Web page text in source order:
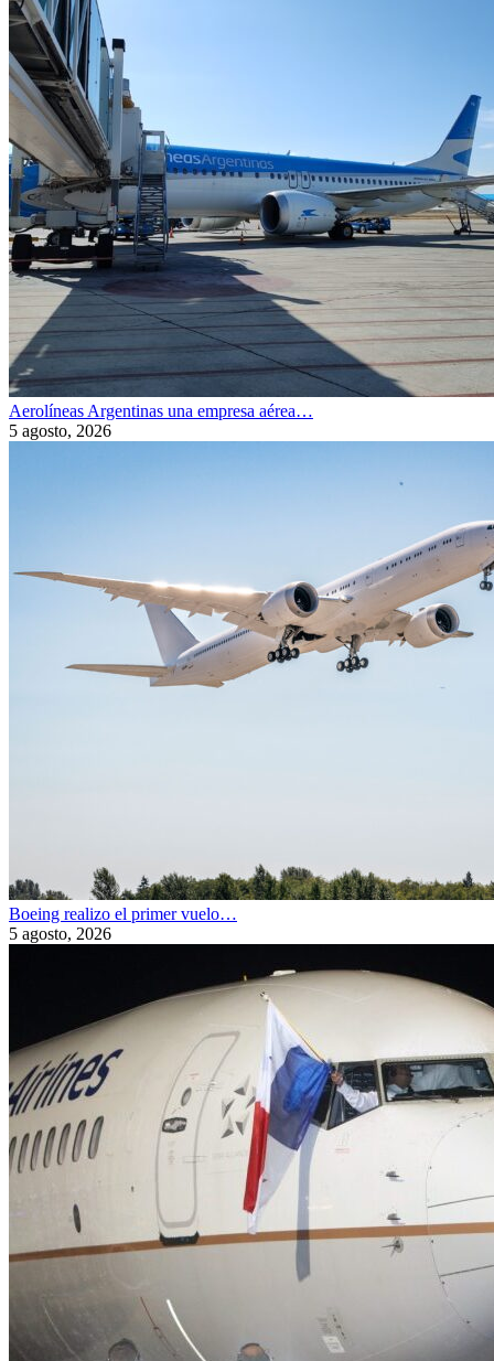
Aerolíneas Argentinas una empresa aérea…
5 agosto, 2026
Boeing realizo el primer vuelo…
5 agosto, 2026